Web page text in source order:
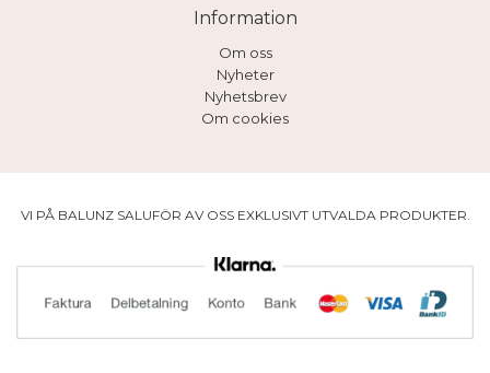
Information
Om oss
Nyheter
Nyhetsbrev
Om cookies
VI PÅ BALUNZ SALUFÖR AV OSS EXKLUSIVT UTVALDA PRODUKTER.